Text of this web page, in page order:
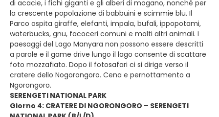
di acacie, i fichi giganti e gli alberi di mogano, nonché per
la crescente popolazione di babbuini e scimmie blu. Il
Parco ospita giraffe, elefanti, impala, bufali, ippopotami,
waterbucks, gnu, facoceri comuni e molti altri animali. I
paesaggi del Lago Manyara non possono essere descritti
a parole e il game drive lungo il lago consente di scattare
foto mozzafiato. Dopo il fotosafari ci si dirige verso il
cratere dello Nogorongoro. Cena e pernottamento a
Ngorongoro.
SERENGETI NATIONAL PARK
Giorno 4: CRATERE DI NGORONGORO – SERENGETI